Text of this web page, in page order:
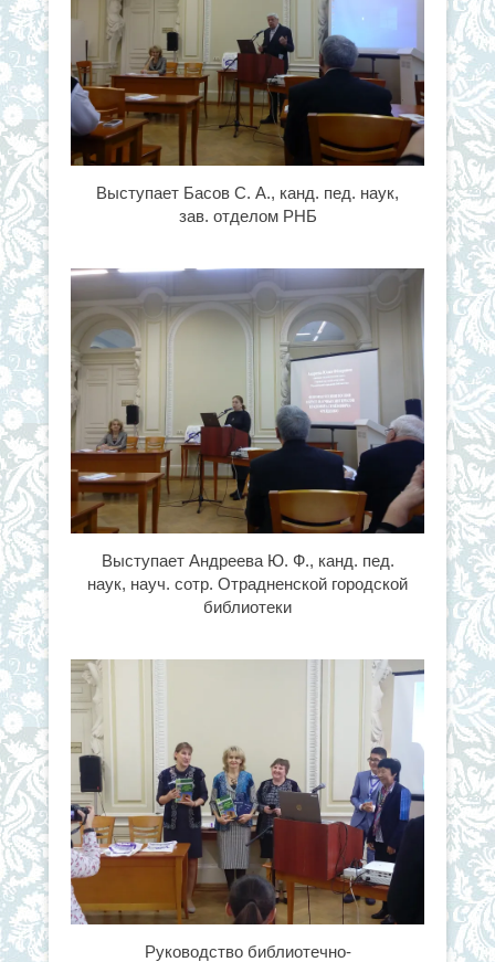
Выступает Басов С. А., канд. пед. наук,
зав. отделом РНБ
Выступает Андреева Ю. Ф., канд. пед.
наук, науч. сотр. Отрадненской городской
библиотеки
Руководство библиотечно-